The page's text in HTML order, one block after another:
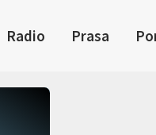
Radio Prasa